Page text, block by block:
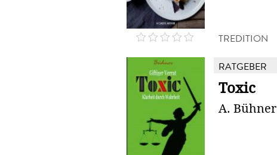
TREDITION
RATGEBER
Toxic
A. Bühner